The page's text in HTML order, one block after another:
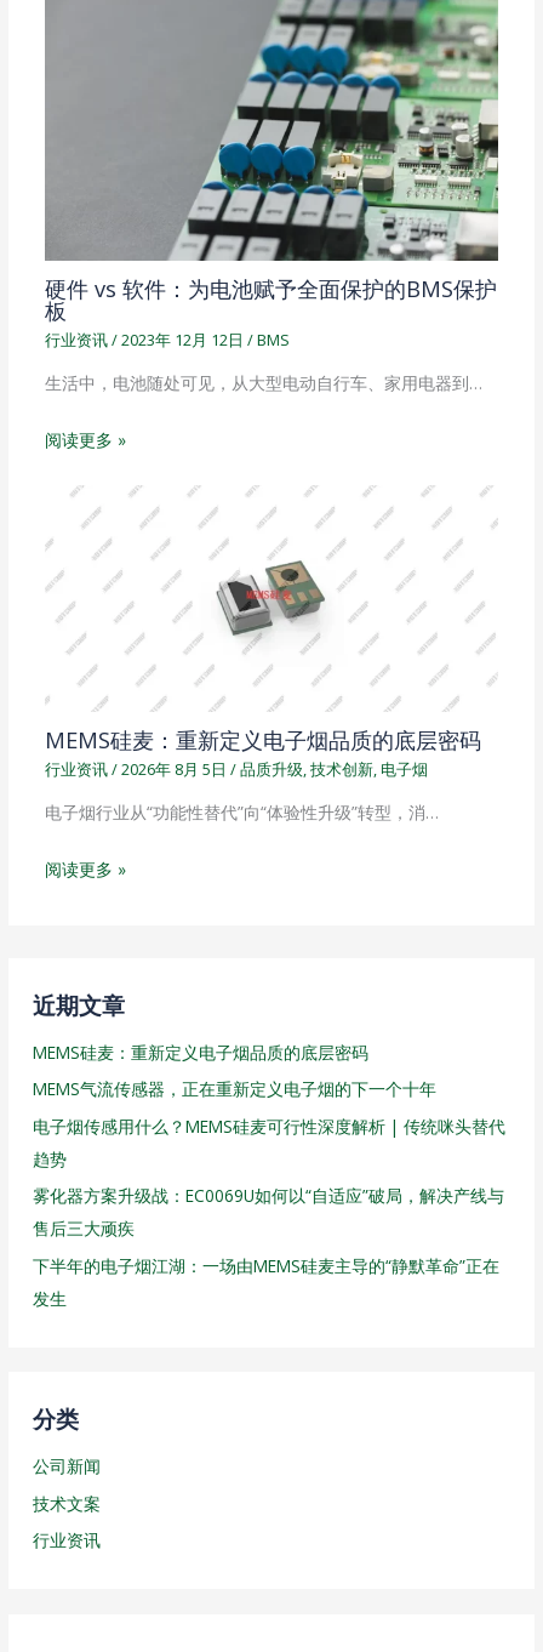
硬件 vs 软件：为电池赋予全面保护的BMS保护
板
行业资讯/2023年 12月 12日 /BMS
生活中，电池随处可见，从大型电动自行车、家用电器到…
阅读更多 »
MEMS硅麦：重新定义电子烟品质的底层密码
行业资讯/2026年 8月 5日 /品质升级,技术创新, 电子烟
电子烟行业从“功能性替代”向“体验性升级”转型，消…
阅读更多 »
近期文章
MEMS硅麦：重新定义电子烟品质的底层密码
MEMS气流传感器，正在重新定义电子烟的下一个十年
电子烟传感用什么？MEMS硅麦可行性深度解析 | 传统咪头替代
趋势
雾化器方案升级战：EC0069U如何以“自适应”破局，解决产线与
售后三大顽疾
下半年的电子烟江湖：一场由MEMS硅麦主导的“静默革命”正在
发生
分类
公司新闻
技术文案
行业资讯